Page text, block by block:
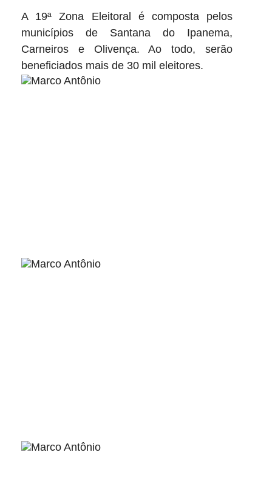
A 19ª Zona Eleitoral é composta pelos
municípios de Santana do Ipanema,
Carneiros e Olivença. Ao todo, serão
beneficiados mais de 30 mil eleitores.